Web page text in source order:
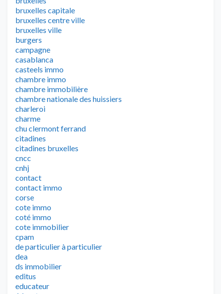
bruxelles capitale
bruxelles centre ville
bruxelles ville
burgers
campagne
casablanca
casteels immo
chambre immo
chambre immobilière
chambre nationale des huissiers
charleroi
charme
chu clermont ferrand
citadines
citadines bruxelles
cncc
cnhj
contact
contact immo
corse
cote immo
coté immo
cote immobilier
cpam
de particulier à particulier
dea
ds immobilier
editus
educateur